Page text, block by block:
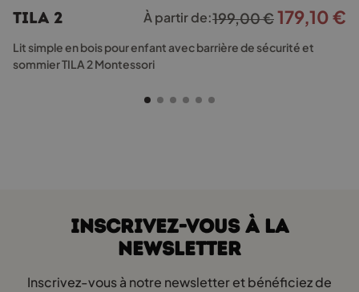
variations.
Les
options
peuvent
TILA 2 À partir de:199,00€Le
prix
179,10€
Lit simple en bois pour enfant avec barrière de sécurité et
sommier TILA 2 Montessori
INSCRIVEZ-VOUS À LA
NEWSLETTER
Inscrivez-vous à notre newsletter et bénéficiez de